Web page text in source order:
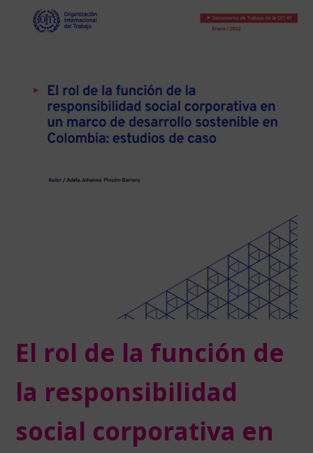
El rol de la función de
la responsibilidad
social corporativa en